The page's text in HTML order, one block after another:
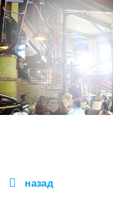
назад